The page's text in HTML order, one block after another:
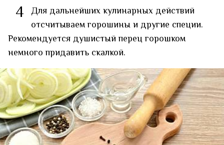
4 Для дальнейших кулинарных действий
отсчитываем горошины и другие специи.
Рекомендуется душистый перец горошком
немного придавить скалкой.